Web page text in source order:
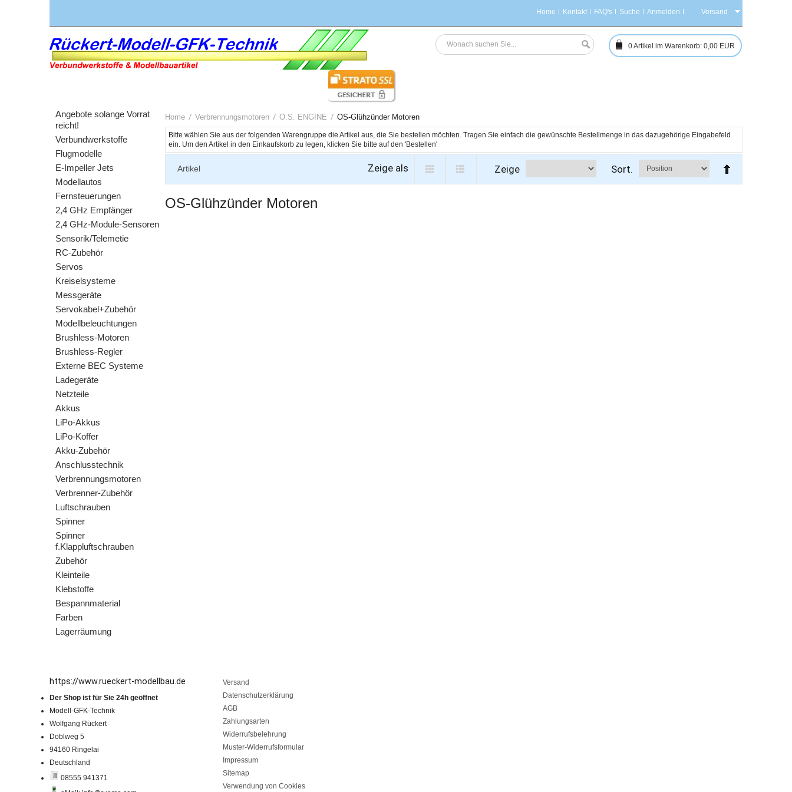
Versand
Home Kontakt FAQ's Suche Anmelden
0Artikel im Warenkorb: 0,00 EUR
Angebote solange Vorrat
reicht!
Verbundwerkstoffe
Flugmodelle
E-Impeller Jets
Modellautos
Fernsteuerungen
2,4 GHz Empfänger
2,4 GHz-Module-Sensoren
Sensorik/Telemetie
RC-Zubehör
Servos
Kreiselsysteme
Messgeräte
Servokabel+Zubehör
Modellbeleuchtungen
Brushless-Motoren
Brushless-Regler
Externe BEC Systeme
Ladegeräte
Netzteile
Akkus
LiPo-Akkus
LiPo-Koffer
Akku-Zubehör
Anschlusstechnik
Verbrennungsmotoren
Verbrenner-Zubehör
Luftschrauben
Spinner
Spinner
f.Klappluftschrauben
Zubehör
Kleinteile
Klebstoffe
Bespannmaterial
Farben
Lagerräumung
Home Verbrennungsmotoren O.S. ENGINE OS-Glühzünder Motoren
Bitte wählen Sie aus der folgenden Warengruppe die Artikel aus, die Sie bestellen möchten. Tragen Sie einfach die gewünschte Bestellmenge in das dazugehörige Eingabefeld
Artikel Sort.
Zeige
Zeige als
OS-Glühzünder Motoren
https://www.rueckert-modellbau.de
Der Shop ist für Sie 24h geöffnet
Modell-GFK-Technik
Wolfgang Rückert
Doblweg 5
94160 Ringelai
Deutschland
08555 941371
Versand
Datenschutzerklärung
AGB
Zahlungsarten
Widerrufsbelehrung
Muster-Widerrufsformular
Impressum
Sitemap
Verwendung von Cookies